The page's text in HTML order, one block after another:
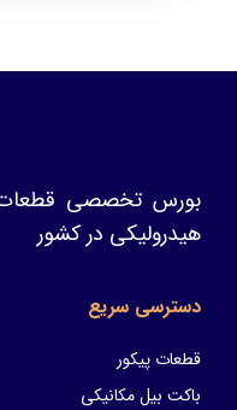
بورس تخصصی قطعات
هیدرولیکی در کشور
دسترسی سریع
قطعات پیکور
باکت بیل مکانیکی